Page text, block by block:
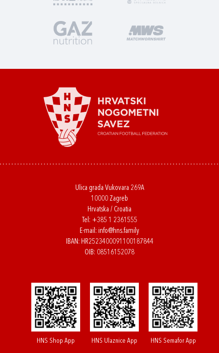
Ulica grada Vukovara 269A
10000 Zagreb
Hrvatska / Croatia
Tel: +385 1 2361555
E-mail: info@hns.family
IBAN: HR2523400091100187844
OIB: 08516152078
HNS Shop App HNS Ulaznice App HNS Semafor App